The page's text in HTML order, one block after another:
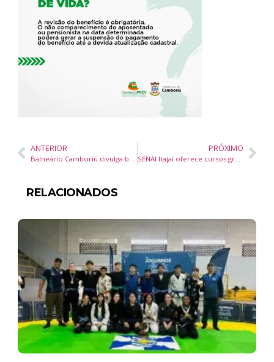
ANTERIOR PRÓXIMO
SENAI Itajaí oferece cursos gratuitas e prepara jovens aprendizes para navegar em um mar de oportunidades
RELACIONADOS